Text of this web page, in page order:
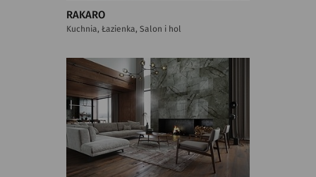
RAKARO
Kuchnia, Łazienka, Salon i hol